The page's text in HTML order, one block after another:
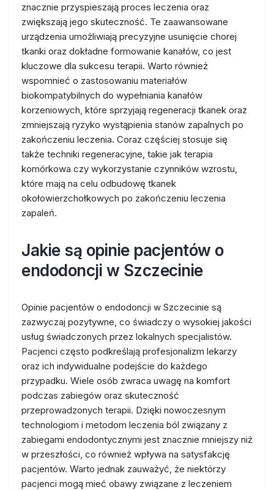
znacznie przyspieszają proces leczenia oraz
zwiększają jego skuteczność. Te zaawansowane
urządzenia umożliwiają precyzyjne usunięcie chorej
tkanki oraz dokładne formowanie kanałów, co jest
kluczowe dla sukcesu terapii. Warto również
wspomnieć o zastosowaniu materiałów
biokompatybilnych do wypełniania kanałów
korzeniowych, które sprzyjają regeneracji tkanek oraz
zmniejszają ryzyko wystąpienia stanów zapalnych po
zakończeniu leczenia. Coraz częściej stosuje się
także techniki regeneracyjne, takie jak terapia
komórkowa czy wykorzystanie czynników wzrostu,
które mają na celu odbudowę tkanek
okołowierzchołkowych po zakończeniu leczenia
zapaleń.
Jakie są opinie pacjentów o
endodoncji w Szczecinie
Opinie pacjentów o endodoncji w Szczecinie są
zazwyczaj pozytywne, co świadczy o wysokiej jakości
usług świadczonych przez lokalnych specjalistów.
Pacjenci często podkreślają profesjonalizm lekarzy
oraz ich indywidualne podejście do każdego
przypadku. Wiele osób zwraca uwagę na komfort
podczas zabiegów oraz skuteczność
przeprowadzonych terapii. Dzięki nowoczesnym
technologiom i metodom leczenia ból związany z
zabiegami endodontycznymi jest znacznie mniejszy niż
w przeszłości, co również wpływa na satysfakcję
pacjentów. Warto jednak zauważyć, że niektórzy
pacjenci mogą mieć obawy związane z leczeniem